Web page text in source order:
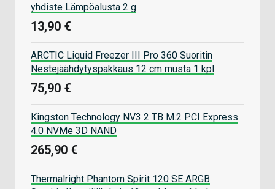
yhdiste Lämpöalusta 2 g
13,90 €
ARCTIC Liquid Freezer III Pro 360 Suoritin
Nestejäähdytyspakkaus 12 cm musta 1 kpl
75,90 €
Kingston Technology NV3 2 TB M.2 PCI Express
4.0 NVMe 3D NAND
265,90 €
Thermalright Phantom Spirit 120 SE ARGB